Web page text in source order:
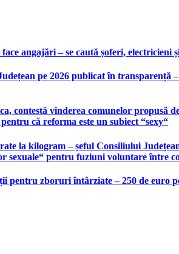
angajări – se caută șoferi, electricieni
pe 2026 publicat în transparență
contestă vinderea comunelor propusă
că reforma este un subiect “sexy“
la kilogram – șeful Consiliului
sexuale“ pentru fuziuni voluntare între
pentru zboruri întârziate – 250 de euro